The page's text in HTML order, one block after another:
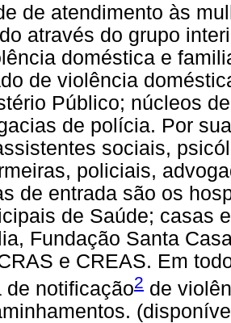
de atendimento às
através do grupo
doméstica e
de violência
Público; núcleos
de polícia. Por
sociais,
policiais,
de entrada são os
de Saúde; casas
Fundação Santa
e CREAS. Em
de notificação2 de